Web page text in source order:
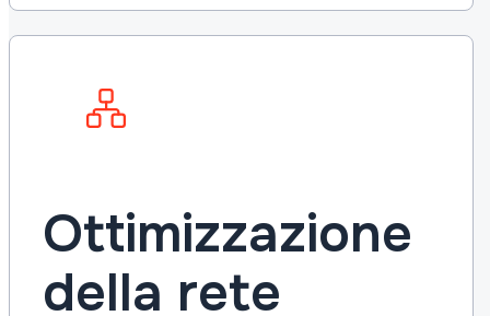
Ottimizzazione
della rete